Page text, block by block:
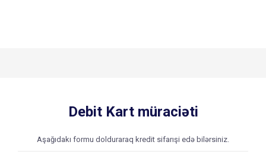
Debit Kart müraciəti
Aşağıdakı formu dolduraraq kredit sifarışi edə bilərsiniz.